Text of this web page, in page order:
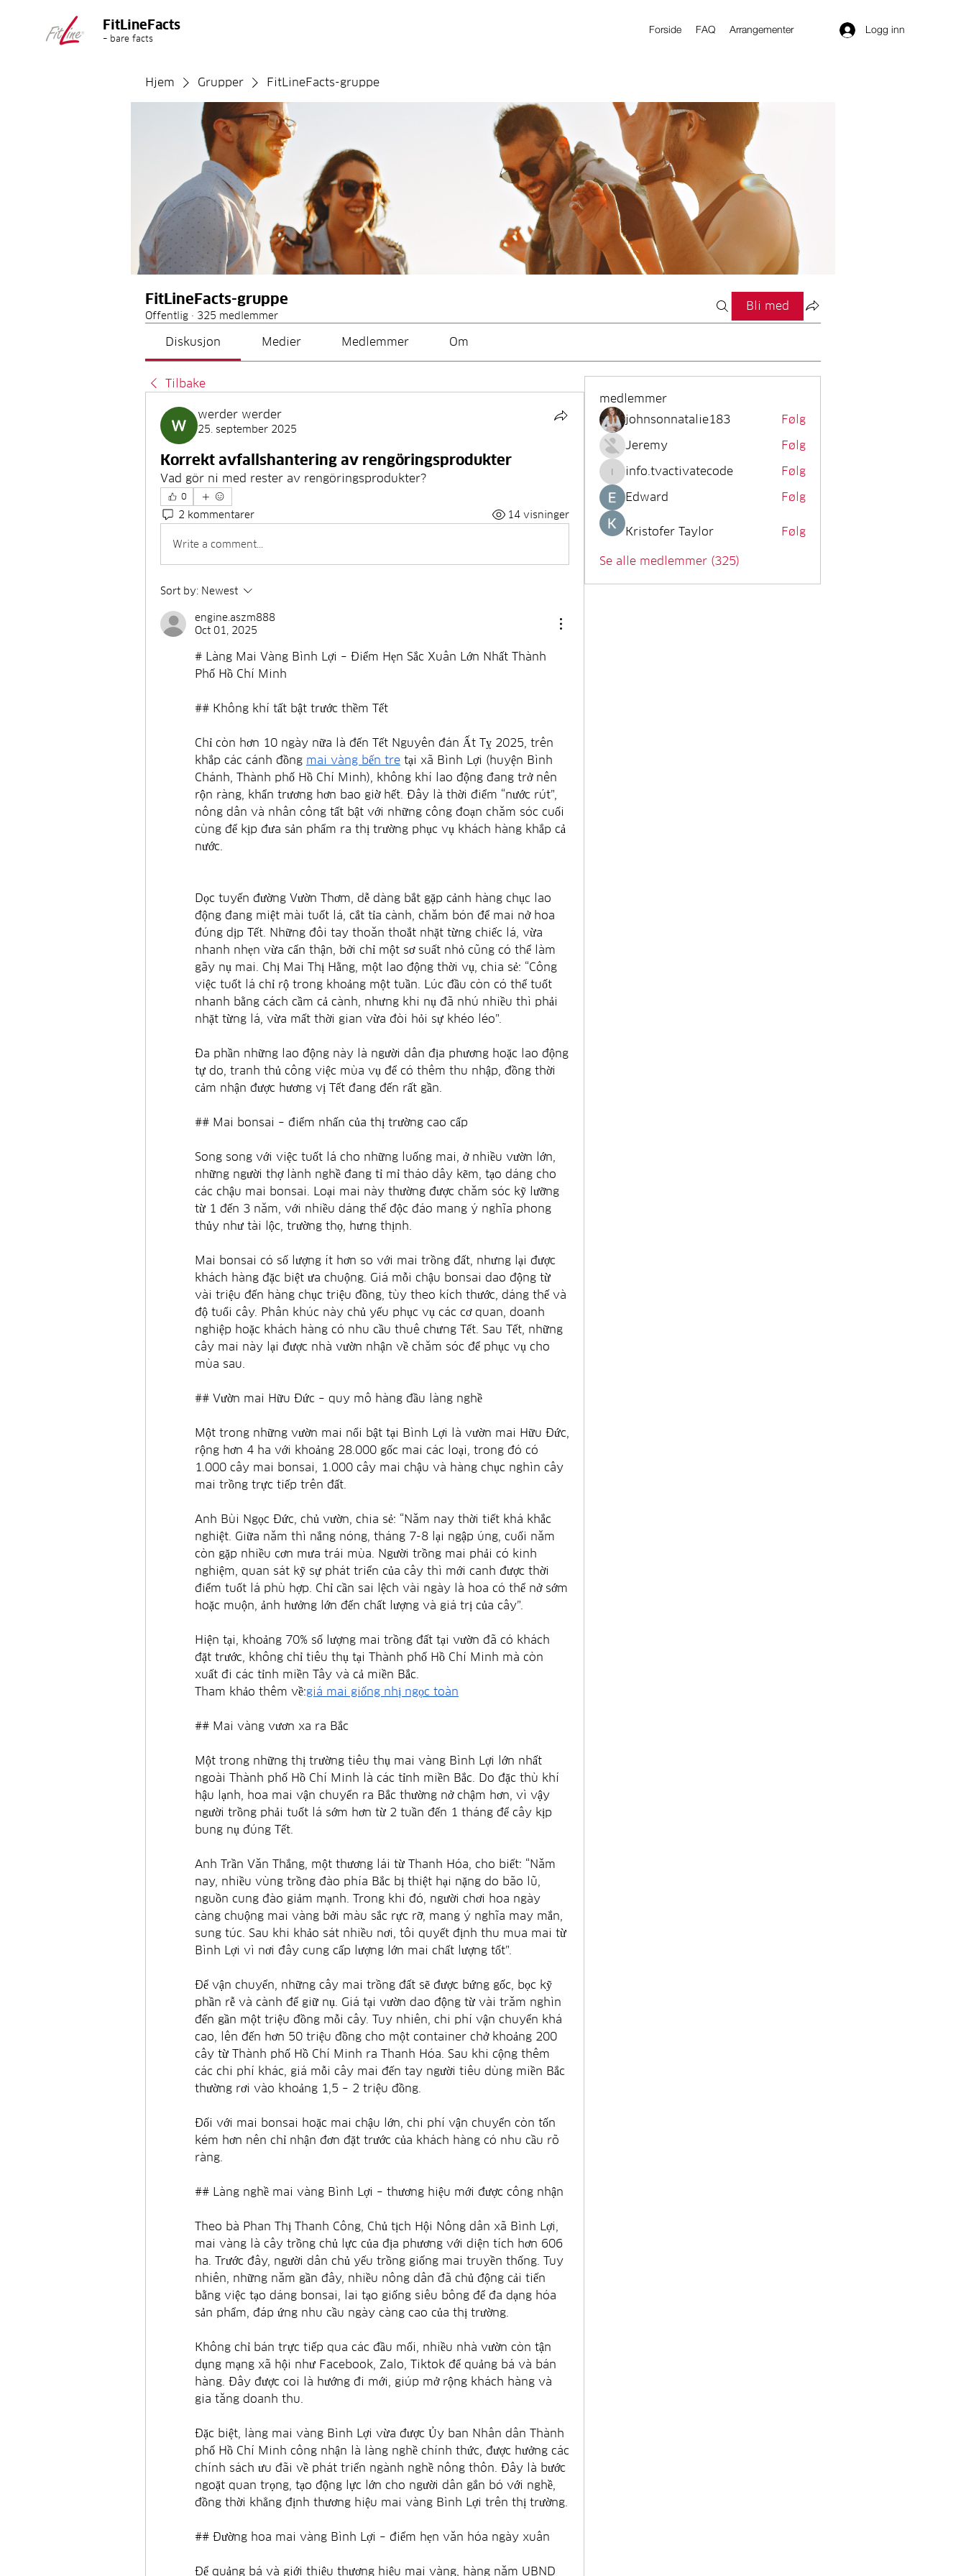
FitLineFacts
– bare facts
Forside FAQ Arrangementer Logg inn
Hjem Grupper FitLineFacts-gruppe
FitLineFacts-gruppe
Offentlig · 325 medlemmer
Bli med
Diskusjon Medier Medlemmer Om
Tilbake
werder werder
25. september 2025
Korrekt avfallshantering av rengöringsprodukter
Vad gör ni med rester av rengöringsprodukter?
0
2 kommentarer 14 visninger
Write a comment...
Sort by: Newest
engine.aszm888
Oct 01, 2025
# Làng Mai Vàng Bình Lợi – Điểm Hẹn Sắc Xuân Lớn Nhất Thành
Phố Hồ Chí Minh
## Không khí tất bật trước thềm Tết
Chỉ còn hơn 10 ngày nữa là đến Tết Nguyên đán Ất Tỵ 2025, trên
khắp các cánh đồng mai vàng bến tre tại xã Bình Lợi (huyện Bình
Chánh, Thành phố Hồ Chí Minh), không khí lao động đang trở nên
rộn ràng, khẩn trương hơn bao giờ hết. Đây là thời điểm “nước rút”,
nông dân và nhân công tất bật với những công đoạn chăm sóc cuối
cùng để kịp đưa sản phẩm ra thị trường phục vụ khách hàng khắp cả
nước.
Dọc tuyến đường Vườn Thơm, dễ dàng bắt gặp cảnh hàng chục lao
động đang miệt mài tuốt lá, cắt tỉa cành, chăm bón để mai nở hoa
đúng dịp Tết. Những đôi tay thoăn thoắt nhặt từng chiếc lá, vừa
nhanh nhẹn vừa cẩn thận, bởi chỉ một sơ suất nhỏ cũng có thể làm
gãy nụ mai. Chị Mai Thị Hằng, một lao động thời vụ, chia sẻ: “Công
việc tuốt lá chỉ rộ trong khoảng một tuần. Lúc đầu còn có thể tuốt
nhanh bằng cách cầm cả cành, nhưng khi nụ đã nhú nhiều thì phải
nhặt từng lá, vừa mất thời gian vừa đòi hỏi sự khéo léo”.
Đa phần những lao động này là người dân địa phương hoặc lao động
tự do, tranh thủ công việc mùa vụ để có thêm thu nhập, đồng thời
cảm nhận được hương vị Tết đang đến rất gần.
## Mai bonsai – điểm nhấn của thị trường cao cấp
Song song với việc tuốt lá cho những luống mai, ở nhiều vườn lớn,
những người thợ lành nghề đang tỉ mỉ tháo dây kẽm, tạo dáng cho
các chậu mai bonsai. Loại mai này thường được chăm sóc kỹ lưỡng
từ 1 đến 3 năm, với nhiều dáng thế độc đáo mang ý nghĩa phong
thủy như tài lộc, trường thọ, hưng thịnh.
Mai bonsai có số lượng ít hơn so với mai trồng đất, nhưng lại được
khách hàng đặc biệt ưa chuộng. Giá mỗi chậu bonsai dao động từ
vài triệu đến hàng chục triệu đồng, tùy theo kích thước, dáng thế và
độ tuổi cây. Phân khúc này chủ yếu phục vụ các cơ quan, doanh
nghiệp hoặc khách hàng có nhu cầu thuê chưng Tết. Sau Tết, những
cây mai này lại được nhà vườn nhận về chăm sóc để phục vụ cho
mùa sau.
## Vườn mai Hữu Đức – quy mô hàng đầu làng nghề
Một trong những vườn mai nổi bật tại Bình Lợi là vườn mai Hữu Đức,
rộng hơn 4 ha với khoảng 28.000 gốc mai các loại, trong đó có
1.000 cây mai bonsai, 1.000 cây mai chậu và hàng chục nghìn cây
mai trồng trực tiếp trên đất.
Anh Bùi Ngọc Đức, chủ vườn, chia sẻ: “Năm nay thời tiết khá khắc
nghiệt. Giữa năm thì nắng nóng, tháng 7-8 lại ngập úng, cuối năm
còn gặp nhiều cơn mưa trái mùa. Người trồng mai phải có kinh
nghiệm, quan sát kỹ sự phát triển của cây thì mới canh được thời
điểm tuốt lá phù hợp. Chỉ cần sai lệch vài ngày là hoa có thể nở sớm
hoặc muộn, ảnh hưởng lớn đến chất lượng và giá trị của cây”.
Hiện tại, khoảng 70% số lượng mai trồng đất tại vườn đã có khách
đặt trước, không chỉ tiêu thụ tại Thành phố Hồ Chí Minh mà còn
xuất đi các tỉnh miền Tây và cả miền Bắc.
Tham khảo thêm về:giá mai giống nhị ngọc toàn
## Mai vàng vươn xa ra Bắc
Một trong những thị trường tiêu thụ mai vàng Bình Lợi lớn nhất
ngoài Thành phố Hồ Chí Minh là các tỉnh miền Bắc. Do đặc thù khí
hậu lạnh, hoa mai vận chuyển ra Bắc thường nở chậm hơn, vì vậy
người trồng phải tuốt lá sớm hơn từ 2 tuần đến 1 tháng để cây kịp
bung nụ đúng Tết.
Anh Trần Văn Thắng, một thương lái từ Thanh Hóa, cho biết: “Năm
nay, nhiều vùng trồng đào phía Bắc bị thiệt hại nặng do bão lũ,
nguồn cung đào giảm mạnh. Trong khi đó, người chơi hoa ngày
càng chuộng mai vàng bởi màu sắc rực rỡ, mang ý nghĩa may mắn,
sung túc. Sau khi khảo sát nhiều nơi, tôi quyết định thu mua mai từ
Bình Lợi vì nơi đây cung cấp lượng lớn mai chất lượng tốt”.
Để vận chuyển, những cây mai trồng đất sẽ được bứng gốc, bọc kỹ
phần rễ và cành để giữ nụ. Giá tại vườn dao động từ vài trăm nghìn
đến gần một triệu đồng mỗi cây. Tuy nhiên, chi phí vận chuyển khá
cao, lên đến hơn 50 triệu đồng cho một container chở khoảng 200
cây từ Thành phố Hồ Chí Minh ra Thanh Hóa. Sau khi cộng thêm
các chi phí khác, giá mỗi cây mai đến tay người tiêu dùng miền Bắc
thường rơi vào khoảng 1,5 – 2 triệu đồng.
Đối với mai bonsai hoặc mai chậu lớn, chi phí vận chuyển còn tốn
kém hơn nên chỉ nhận đơn đặt trước của khách hàng có nhu cầu rõ
ràng.
## Làng nghề mai vàng Bình Lợi – thương hiệu mới được công nhận
Theo bà Phan Thị Thanh Công, Chủ tịch Hội Nông dân xã Bình Lợi,
mai vàng là cây trồng chủ lực của địa phương với diện tích hơn 606
ha. Trước đây, người dân chủ yếu trồng giống mai truyền thống. Tuy
nhiên, những năm gần đây, nhiều nông dân đã chủ động cải tiến
bằng việc tạo dáng bonsai, lai tạo giống siêu bông để đa dạng hóa
sản phẩm, đáp ứng nhu cầu ngày càng cao của thị trường.
Không chỉ bán trực tiếp qua các đầu mối, nhiều nhà vườn còn tận
dụng mạng xã hội như Facebook, Zalo, Tiktok để quảng bá và bán
hàng. Đây được coi là hướng đi mới, giúp mở rộng khách hàng và
gia tăng doanh thu.
Đặc biệt, làng mai vàng Bình Lợi vừa được Ủy ban Nhân dân Thành
phố Hồ Chí Minh công nhận là làng nghề chính thức, được hưởng các
chính sách ưu đãi về phát triển ngành nghề nông thôn. Đây là bước
ngoặt quan trọng, tạo động lực lớn cho người dân gắn bó với nghề,
đồng thời khẳng định thương hiệu mai vàng Bình Lợi trên thị trường.
## Đường hoa mai vàng Bình Lợi – điểm hẹn văn hóa ngày xuân
Để quảng bá và giới thiệu thương hiệu mai vàng, hàng năm UBND
medlemmer
johnsonnatalie183
Følg
Jeremy
Følg
info.tvactivatecode
info.tvactivatecode
Følg
Edward
Følg
Kristofer Taylor
Følg
Se alle medlemmer (325)